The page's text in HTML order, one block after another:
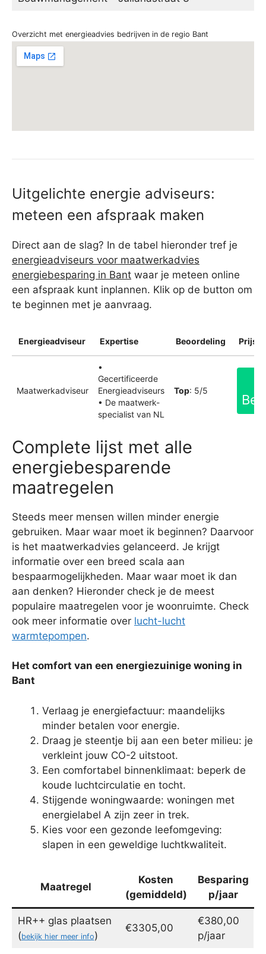
Overzicht met energieadvies bedrijven in de regio Bant
Uitgelichte energie adviseurs:
meteen een afspraak maken
Direct aan de slag? In de tabel hieronder tref je
energieadviseurs voor maatwerkadvies
energiebesparing in Bant waar je meteen online
een afspraak kunt inplannen. Klik op de button om
te beginnen met je aanvraag.
Energieadviseur Expertise Beoordeling
Maatwerkadviseur
•
Gecertificeerde
Energieadviseurs
• De maatwerk-
specialist van NL
Top: 5/5
Complete lijst met alle
energiebesparende
maatregelen
Steeds meer mensen willen minder energie
gebruiken. Maar waar moet ik beginnen? Daarvoor
is het maatwerkadvies gelanceerd. Je krijgt
informatie over een breed scala aan
bespaarmogelijkheden. Maar waar moet ik dan
aan denken? Hieronder check je de meest
populaire maatregelen voor je woonruimte. Check
ook meer informatie over lucht-lucht
warmtepompen.
Het comfort van een energiezuinige woning in
Bant
Verlaag je energiefactuur: maandelijks
minder betalen voor energie.
Draag je steentje bij aan een beter milieu: je
verkleint jouw CO-2 uitstoot.
Een comfortabel binnenklimaat: beperk de
koude luchtcirculatie en tocht.
Stijgende woningwaarde: woningen met
energielabel A zijn zeer in trek.
Kies voor een gezonde leefomgeving:
slapen in een geweldige luchtkwaliteit.
Maatregel
Kosten
(gemiddeld)
Besparing
p/jaar
HR++ glas plaatsen
(bekijk hier meer info)
€3305,00
€380,00
p/jaar